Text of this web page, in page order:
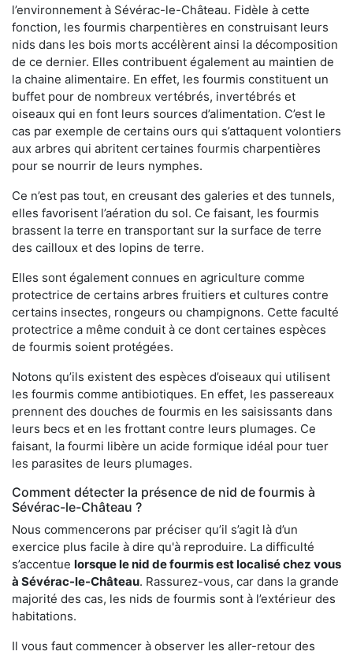
l’environnement à Sévérac-le-Château. Fidèle à cette
fonction, les fourmis charpentières en construisant leurs
nids dans les bois morts accélèrent ainsi la décomposition
de ce dernier. Elles contribuent également au maintien de
la chaine alimentaire. En effet, les fourmis constituent un
buffet pour de nombreux vertébrés, invertébrés et
oiseaux qui en font leurs sources d’alimentation. C’est le
cas par exemple de certains ours qui s’attaquent volontiers
aux arbres qui abritent certaines fourmis charpentières
pour se nourrir de leurs nymphes.
Ce n’est pas tout, en creusant des galeries et des tunnels,
elles favorisent l’aération du sol. Ce faisant, les fourmis
brassent la terre en transportant sur la surface de terre
des cailloux et des lopins de terre.
Elles sont également connues en agriculture comme
protectrice de certains arbres fruitiers et cultures contre
certains insectes, rongeurs ou champignons. Cette faculté
protectrice a même conduit à ce dont certaines espèces
de fourmis soient protégées.
Notons qu’ils existent des espèces d’oiseaux qui utilisent
les fourmis comme antibiotiques. En effet, les passereaux
prennent des douches de fourmis en les saisissants dans
leurs becs et en les frottant contre leurs plumages. Ce
faisant, la fourmi libère un acide formique idéal pour tuer
les parasites de leurs plumages.
Comment détecter la présence de nid de fourmis à
Sévérac-le-Château ?
Nous commencerons par préciser qu’il s’agit là d’un
exercice plus facile à dire qu'à reproduire. La difficulté
s’accentue lorsque le nid de fourmis est localisé chez vous
à Sévérac-le-Château. Rassurez-vous, car dans la grande
majorité des cas, les nids de fourmis sont à l’extérieur des
habitations.
Il vous faut commencer à observer les aller-retour des